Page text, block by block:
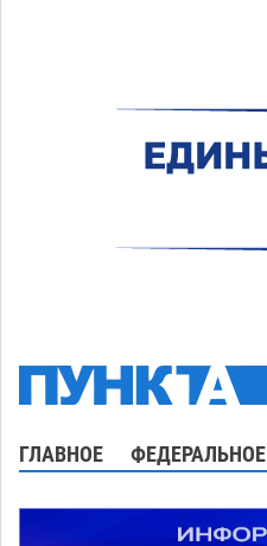
ГЛАВНОЕ ФЕДЕРАЛЬНОЕ